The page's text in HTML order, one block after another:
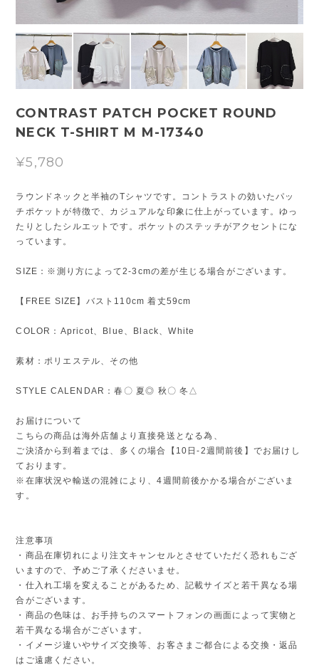
CONTRAST PATCH POCKET ROUND
NECK T-SHIRT M M-17340
¥5,780
ラウンドネックと半袖のTシャツです。コントラストの効いたパッ
チポケットが特徴で、カジュアルな印象に仕上がっています。ゆっ
たりとしたシルエットです。ポケットのステッチがアクセントにな
っています。
SIZE：※測り方によって2-3cmの差が生じる場合がございます。
【FREE SIZE】バスト110cm 着丈59cm
COLOR：Apricot、Blue、Black、White
素材：ポリエステル、その他
STYLE CALENDAR：春〇 夏◎ 秋〇 冬△
お届けについて
こちらの商品は海外店舗より直接発送となる為、
ご決済から到着までは、多くの場合【10日-2週間前後】でお届けし
ております。
※在庫状況や輸送の混雑により、4週間前後かかる場合がございま
す。
注意事項
・商品在庫切れにより注文キャンセルとさせていただく恐れもござ
いますので、予めご了承くださいませ。
・仕入れ工場を変えることがあるため、記載サイズと若干異なる場
合がございます。
・商品の色味は、お手持ちのスマートフォンの画面によって実物と
若干異なる場合がございます。
・イメージ違いやサイズ交換等、お客さまご都合による交換・返品
はご遠慮ください。